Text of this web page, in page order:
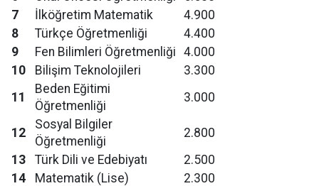
7
İlköğretim Matematik
4.900
8
Türkçe Öğretmenliği
4.400
9
Fen Bilimleri Öğretmenliği 4.000
10
Bilişim Teknolojileri
3.300
11
Beden Eğitimi
Öğretmenliği
3.000
12
Sosyal Bilgiler
Öğretmenliği
2.800
13
Türk Dili ve Edebiyatı
2.500
14
Matematik (Lise)
2.300